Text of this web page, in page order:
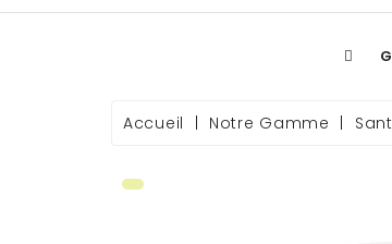
Accueil Notre Gamme